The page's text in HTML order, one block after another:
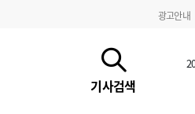
광고안내
기사검색